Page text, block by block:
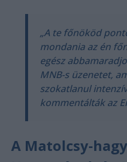
„A te főnököd
mondania az én
egész
MNB-s üzenetet,
szokatlanul
kommentálták az
A Matolcsy-